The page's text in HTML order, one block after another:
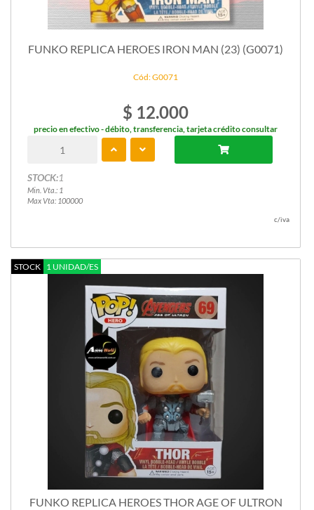
FUNKO REPLICA HEROES IRON MAN (23) (G0071)
Cód: G0071
$ 12.000
precio en efectivo - débito, transferencia, tarjeta crédito consultar
STOCK:1
Min. Vta.: 1
Max Vta: 100000
c/iva
STOCK 1 UNIDAD/ES
FUNKO REPLICA HEROES THOR AGE OF ULTRON